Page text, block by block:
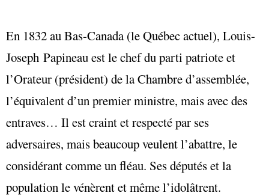
En 1832 au Bas-Canada (le Québec actuel), Louis-
Joseph Papineau est le chef du parti patriote et
l’Orateur (président) de la Chambre d’assemblée,
l’équivalent d’un premier ministre, mais avec des
entraves… Il est craint et respecté par ses
adversaires, mais beaucoup veulent l’abattre, le
considérant comme un fléau. Ses députés et la
population le vénèrent et même l’idolâtrent.